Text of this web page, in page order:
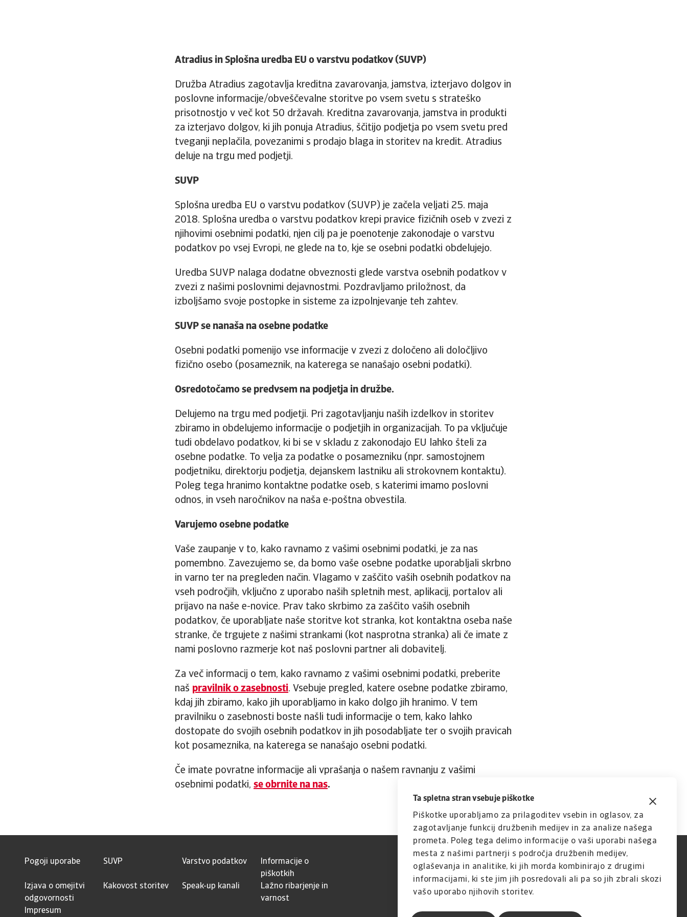
Ta spletna stran vsebuje piškotke
Piškotke uporabljamo za prilagoditev vsebin in oglasov, za
zagotavljanje funkcij družbenih medijev in za analize našega
prometa. Poleg tega delimo informacije o vaši uporabi našega
mesta z našimi partnerji s področja družbenih medijev,
oglaševanja in analitike, ki jih morda kombinirajo z drugimi
informacijami, ki ste jim jih posredovali ali pa so jih zbrali skozi
vašo uporabo njihovih storitev.
Atradius in Splošna uredba EU o varstvu podatkov (SUVP)
Družba Atradius zagotavlja kreditna zavarovanja, jamstva, izterjavo dolgov in
poslovne informacije/obveščevalne storitve po vsem svetu s strateško
prisotnostjo v več kot 50 državah. Kreditna zavarovanja, jamstva in produkti
za izterjavo dolgov, ki jih ponuja Atradius, ščitijo podjetja po vsem svetu pred
tveganji neplačila, povezanimi s prodajo blaga in storitev na kredit. Atradius
deluje na trgu med podjetji.
SUVP
Splošna uredba EU o varstvu podatkov (SUVP) je začela veljati 25. maja
2018. Splošna uredba o varstvu podatkov krepi pravice fizičnih oseb v zvezi z
njihovimi osebnimi podatki, njen cilj pa je poenotenje zakonodaje o varstvu
podatkov po vsej Evropi, ne glede na to, kje se osebni podatki obdelujejo.
Uredba SUVP nalaga dodatne obveznosti glede varstva osebnih podatkov v
zvezi z našimi poslovnimi dejavnostmi. Pozdravljamo priložnost, da
izboljšamo svoje postopke in sisteme za izpolnjevanje teh zahtev.
SUVP se nanaša na osebne podatke
Osebni podatki pomenijo vse informacije v zvezi z določeno ali določljivo
fizično osebo (posameznik, na katerega se nanašajo osebni podatki).
Osredotočamo se predvsem na podjetja in družbe.
Delujemo na trgu med podjetji. Pri zagotavljanju naših izdelkov in storitev
zbiramo in obdelujemo informacije o podjetjih in organizacijah. To pa vključuje
tudi obdelavo podatkov, ki bi se v skladu z zakonodajo EU lahko šteli za
osebne podatke. To velja za podatke o posamezniku (npr. samostojnem
podjetniku, direktorju podjetja, dejanskem lastniku ali strokovnem kontaktu).
Poleg tega hranimo kontaktne podatke oseb, s katerimi imamo poslovni
odnos, in vseh naročnikov na naša e-poštna obvestila.
Varujemo osebne podatke
Vaše zaupanje v to, kako ravnamo z vašimi osebnimi podatki, je za nas
pomembno. Zavezujemo se, da bomo vaše osebne podatke uporabljali skrbno
in varno ter na pregleden način. Vlagamo v zaščito vaših osebnih podatkov na
vseh področjih, vključno z uporabo naših spletnih mest, aplikacij, portalov ali
prijavo na naše e-novice. Prav tako skrbimo za zaščito vaših osebnih
podatkov, če uporabljate naše storitve kot stranka, kot kontaktna oseba naše
stranke, če trgujete z našimi strankami (kot nasprotna stranka) ali če imate z
nami poslovno razmerje kot naš poslovni partner ali dobavitelj.
Za več informacij o tem, kako ravnamo z vašimi osebnimi podatki, preberite
naš pravilnik o zasebnosti. Vsebuje pregled, katere osebne podatke zbiramo,
kdaj jih zbiramo, kako jih uporabljamo in kako dolgo jih hranimo. V tem
pravilniku o zasebnosti boste našli tudi informacije o tem, kako lahko
dostopate do svojih osebnih podatkov in jih posodabljate ter o svojih pravicah
kot posameznika, na katerega se nanašajo osebni podatki.
Če imate povratne informacije ali vprašanja o našem ravnanju z vašimi
osebnimi podatki, se obrnite na nas.
Pogoji uporabe SUVP Varstvo podatkov
Informacije o
piškotkih
Izjava o omejitvi
odgovornosti
Kakovost storitev Speak-up kanali
Lažno ribarjenje in
varnost
Impresum